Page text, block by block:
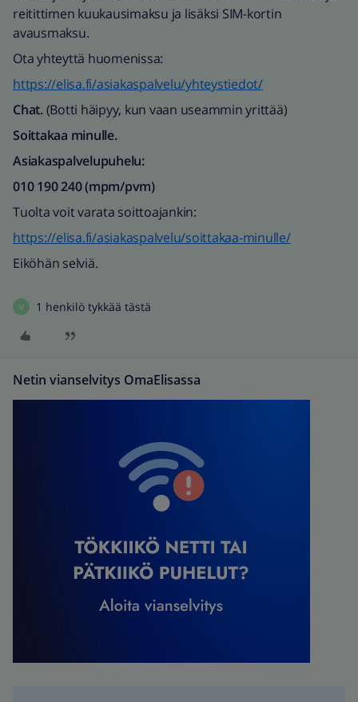
reitittimen kuukausimaksu ja lisäksi SIM-kortin
avausmaksu.
Ota yhteyttä huomenissa:
https://elisa.fi/asiakaspalvelu/yhteystiedot/
Chat.(Botti häipyy, kun vaan useammin yrittää)
Soittakaa minulle.
Asiakaspalvelupuhelu:
010 190 240 (mpm/pvm)
Tuolta voit varata soittoajankin:
https://elisa.fi/asiakaspalvelu/soittakaa-minulle/
Eiköhän selviä.
M 1 henkilö tykkää tästä
Netin vianselvitys OmaElisassa